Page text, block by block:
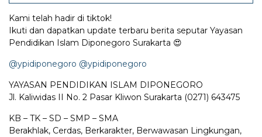
Kami telah hadir di tiktok!
Ikuti dan dapatkan update terbaru berita seputar Yayasan
Pendidikan Islam Diponegoro Surakarta 😍
@ypidiponegoro @ypidiponegoro
YAYASAN PENDIDIKAN ISLAM DIPONEGORO
Jl. Kaliwidas II No. 2 Pasar Kliwon Surakarta (0271) 643475
KB – TK – SD – SMP – SMA
Berakhlak, Cerdas, Berkarakter, Berwawasan Lingkungan,